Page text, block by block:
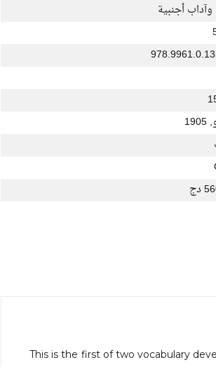
أجنبية
دج
This is the first of two vocabulary